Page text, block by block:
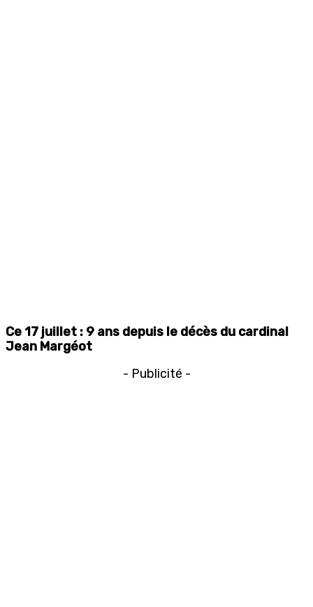
Ce 17 juillet : 9 ans depuis le décès du cardinal
Jean Margéot
- Publicité -